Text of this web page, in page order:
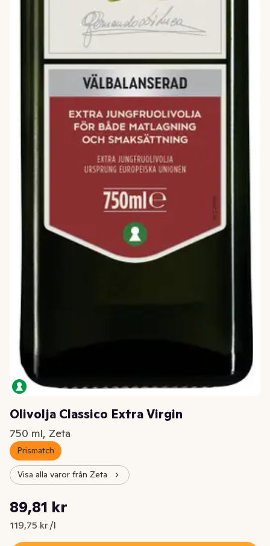
Olivolja Classico Extra Virgin
750 ml, Zeta
Prismatch
Visa alla varor från Zeta
Nuvarande pris är: 89,81 kr
89,81 kr
119,75 kr /l
Styckpris: 119,75 kr /l